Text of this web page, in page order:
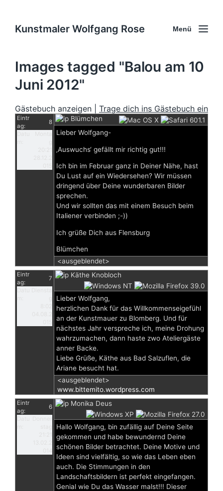
Kunstmaler Wolfgang Rose Menü
Images tagged "Balou am 10
Juni 2012"
Gästebuch anzeigen | Trage dich ins Gästebuch ein
Eintr
ag:
8
Blümchen
Lieber Wolfgang-
‚Auswuchs‘ gefällt mir richtig gut!!!
Ich bin im Februar ganz in Deiner Nähe, hast
Du Lust auf ein Wiedersehen? Wir müssen
dringend über Deine wunderbaren Bilder
sprechen.
Und wir sollten das mit einem Besuch beim
Italiener verbinden ;-))
Ich grüße Dich aus Flensburg
Blümchen
<ausgeblendet>
Eintr
ag:
7
Käthe Knobloch
Lieber Wolfgang,
herzlichen Dank für das Willkommenseigefühl
an der Kunstmauer zu Blomberg. Und für
nächstes Jahr verspreche ich, meine Drohung
wahrzumachen, dann haste zwo Ateliergäste
anner Backe.
Liebe Grüße, Käthe aus Bad Salzuflen, die
Ariane besucht hat.
<ausgeblendet>
www.bittemito.wordpress.com
Eintr
ag:
6
Monika Deus
Hallo Wolfgang, bin zufällig auf Deine Seite
gekommen und habe bewundernd Deine
schönen Bilder betrachtet. Deine Motive und
Ideen sind vielfältig, so wie das Leben eben
auch. Die Stimmungen in den
Landschaftsbildern ist perfekt eingefangen.
Genial wie Du das Wasser malst!!! Dieser